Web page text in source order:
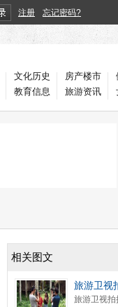
注册 忘记密码?
文化历史
教育信息
房产楼市
旅游资讯
相关图文
旅游卫视
旅游卫视拍